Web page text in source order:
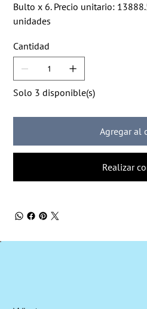
Bulto x 6. Precio unitario:
unidades
Cantidad
Solo 3 disponible(s)
Agregar al
Realizar